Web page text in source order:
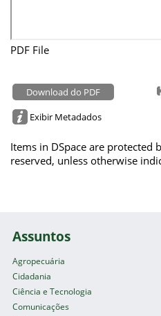
PDF File
Download do PDF
Exibir Metadados
Items in DSpace are
reserved, unless otherwise
Assuntos
Agropecuária
Cidadania
Ciência e Tecnologia
Comunicações